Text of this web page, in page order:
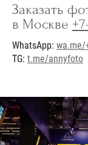
Заказать
в Москве
WhatsApp: wa.me/
TG: t.me/annyfoto